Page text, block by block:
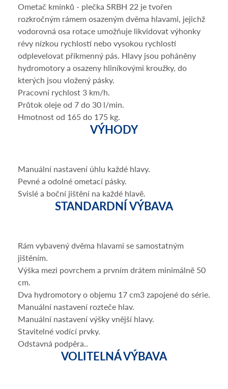
Ometač kmínků - plečka SRBH 22 je tvořen
rozkročným rámem osazeným dvěma hlavami, jejichž
vodorovná osa rotace umožňuje likvidovat výhonky
révy nízkou rychlostí nebo vysokou rychlostí
odplevelovat příkmenný pás. Hlavy jsou poháněny
hydromotory a osazeny hliníkovými kroužky, do
kterých jsou vložený pásky.
Pracovní rychlost 3 km/h.
Průtok oleje od 7 do 30 l/min.
Hmotnost od 165 do 175 kg.
VÝHODY
Manuální nastavení úhlu každé hlavy.
Pevné a odolné ometací pásky.
Svislé a boční jištění na každé hlavě.
STANDARDNÍ VÝBAVA
Rám vybavený dvěma hlavami se samostatným
jištěním.
Výška mezi povrchem a prvním drátem minimálně 50
cm.
Dva hydromotory o objemu 17 cm3 zapojené do série.
Manuální nastavení rozteče hlav.
Manuální nastavení výšky vnější hlavy.
Stavitelné vodící prvky.
Odstavná podpěra..
VOLITELNÁ VÝBAVA